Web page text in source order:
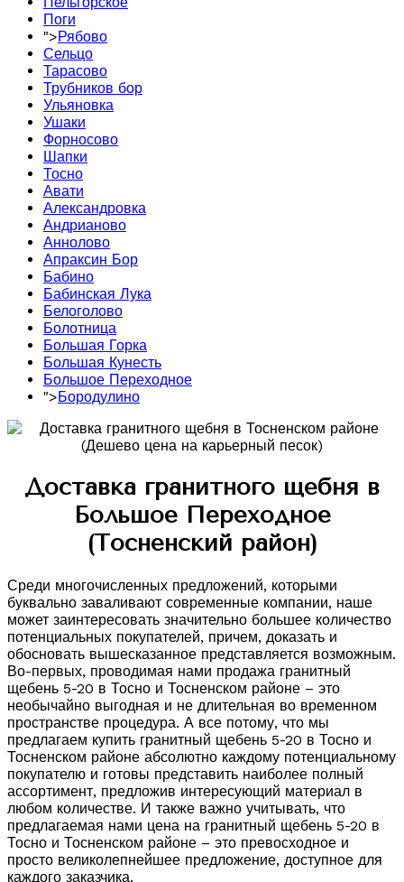
Поги
">Рябово
Сельцо
Тарасово
Трубников бор
Ульяновка
Ушаки
Форносово
Шапки
Тосно
Авати
Александровка
Андрианово
Аннолово
Апраксин Бор
Бабино
Бабинская Лука
Белоголово
Болотница
Большая Горка
Большая Кунесть
Большое Переходное
">Бородулино
Доставка гранитного щебня в
Большое Переходное
(Тосненский район)
Среди многочисленных предложений, которыми
буквально заваливают современные компании, наше
может заинтересовать значительно большее количество
потенциальных покупателей, причем, доказать и
обосновать вышесказанное представляется возможным.
Во-первых, проводимая нами продажа гранитный
щебень 5-20 в Тосно и Тосненском районе – это
необычайно выгодная и не длительная во временном
пространстве процедура. А все потому, что мы
предлагаем купить гранитный щебень 5-20 в Тосно и
Тосненском районе абсолютно каждому потенциальному
покупателю и готовы представить наиболее полный
ассортимент, предложив интересующий материал в
любом количестве. И также важно учитывать, что
предлагаемая нами цена на гранитный щебень 5-20 в
Тосно и Тосненском районе – это превосходное и
просто великолепнейшее предложение, доступное для
каждого заказчика.